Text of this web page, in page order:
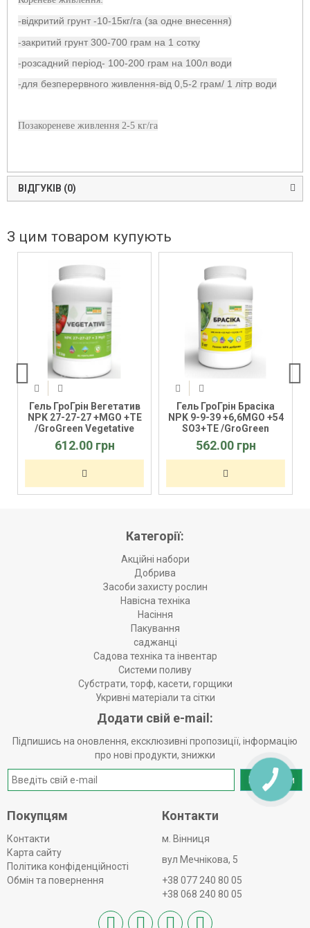
-відкритий грунт -10-15кг/га (за одне внесення)
-закритий грунт 300-700 грам на 1 сотку
-розсадний період- 100-200 грам на 100л води
-для безперервного живлення-від 0,5-2 грам/ 1 літр води
Позакореневе живлення 2-5 кг/га
ВІДГУКІВ (0)
З цим товаром купують
Гель ГроГрін Вегетатив
NPK 27-27-27 +MGO +TE
/GroGreen Vegetative
612.00 грн
Гель ГроГрін Брасіка
NPK 9-9-39 +6,6MGO +54
SO3+TE /GroGreen
Brassika
562.00 грн
Категорії:
Акційні набори
Добрива
Засоби захисту рослин
Навісна техніка
Насіння
Пакування
саджанці
Садова техніка та інвентар
Системи поливу
Субстрати, торф, касети, горщики
Укривні матеріали та сітки
Додати свій e-mail:
Підпишись на оновлення, ексклюзивні пропозиції, інформацію
про нові продукти, знижки
Надіслати
Покупцям
Контакти
Карта сайту
Політика конфіденційності
Обмін та повернення
Контакти
м. Вінниця
вул Мечнікова, 5
+38 077 240 80 05
+38 068 240 80 05